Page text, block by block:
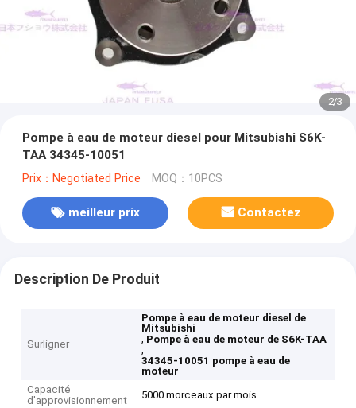
2/3
Pompe à eau de moteur diesel pour Mitsubishi S6K-
TAA 34345-10051
Prix：Negotiated Price MOQ：10PCS
meilleur prix Contactez
Description De Produit
Surligner
Pompe à eau de moteur diesel de
Mitsubishi
, Pompe à eau de moteur de S6K-TAA
,
34345-10051 pompe à eau de
moteur
Capacité
d'approvisionnement
5000 morceaux par mois